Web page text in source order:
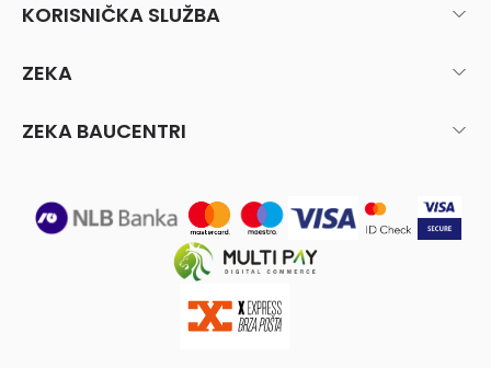
KORISNIČKA SLUŽBA
ZEKA
ZEKA BAUCENTRI